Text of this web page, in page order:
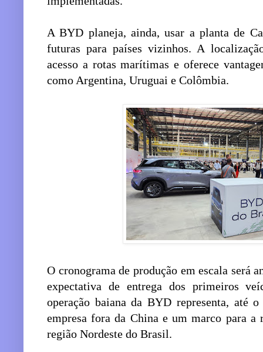
A BYD planeja, ainda, usar a planta de
futuras para países vizinhos. A
acesso a rotas marítimas e oferece
como Argentina, Uruguai e Colômbia.
O cronograma de produção em escala será
expectativa de entrega dos primeiros
operação baiana da BYD representa, até
empresa fora da China e um marco para
região Nordeste do Brasil.